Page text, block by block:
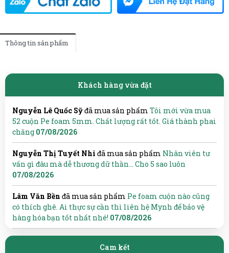
Thông tin sản phẩm
Khách hàng vừa đặt
Nguyễn Lê Quốc Sỹđã mua sản phẩm Tôi mới vừa mua
52 cuộn Pe foam 5mm. Chất lượng rất tốt. Giá thành phai
chăng 07/08/2026
Nguyễn Thị Tuyết Nhi đã mua sản phẩm Nhân viên tư
vấn gì đâu mà dễ thương dữ thần... Cho 5 sao luôn
07/08/2026
Lâm Văn Bền đã mua sản phẩm Pe foam cuộn nào cũng
có thích ghê. Ai thực sự cần thì liên hệ Mynh để bảo vệ
hàng hóa bạn tốt nhất nhé! 07/08/2026
Cam kết